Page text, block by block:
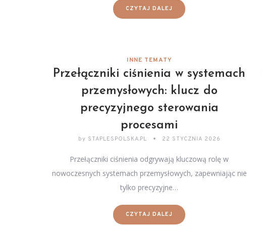
CZYTAJ DALEJ
INNE TEMATY
Przełączniki ciśnienia w systemach
przemysłowych: klucz do
precyzyjnego sterowania
procesami
by STAPLESPOLSKA.PL 22 STYCZNIA 2026
Przełączniki ciśnienia odgrywają kluczową rolę w
nowoczesnych systemach przemysłowych, zapewniając nie
tylko precyzyjne…
CZYTAJ DALEJ